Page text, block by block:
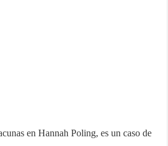
en Hannah Poling, es un caso de